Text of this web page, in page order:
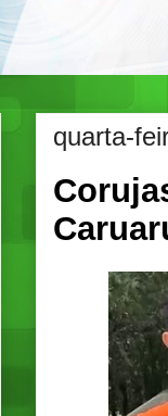
quarta-